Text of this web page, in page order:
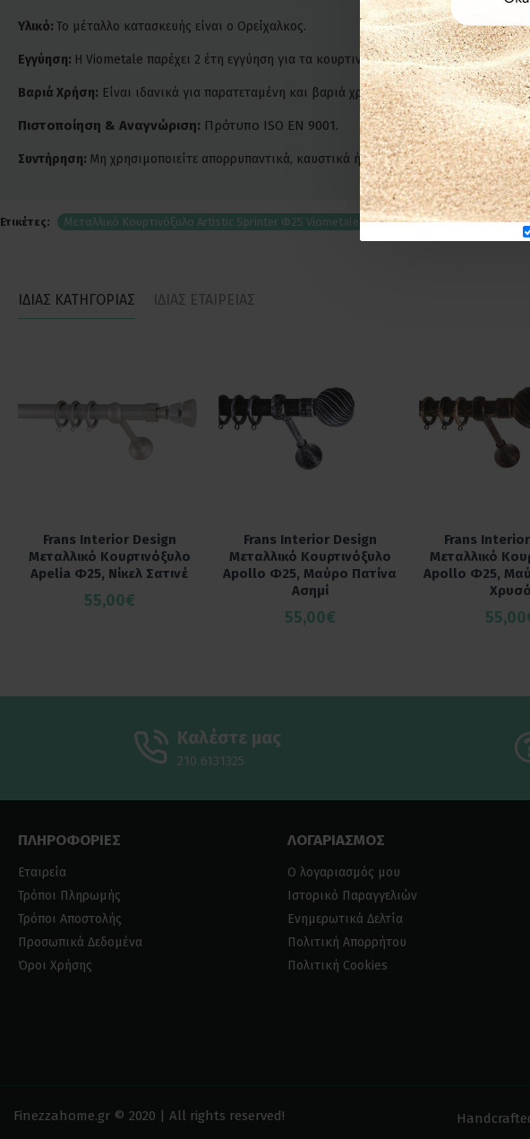
Υλικό: Το μέταλλο κατασκευής είναι ο Ορείχαλκος.
Εγγύηση: Η Viometale παρέχει 2 έτη εγγύηση για τα κουρτινόξυλά της.
Βαριά Χρήση: Είναι ιδανικά για παρατεταμένη και βαριά χρήση. Ενδύκνυνται για
Πιστοποίηση & Αναγνώριση: Πρότυπο ISO EN 9001.
Συντήρηση: Μη χρησιμοποιείτε απορρυπαντικά, καυστικά ή χλωριούχα υγρά για τον
Ετικέτες: Μεταλλικό Κουρτινόξυλο Artistic Sprinter Φ25 Viometale Όρο Ματ sprinterf25om
ΙΔΙΑΣ ΚΑΤΗΓΟΡΙΑΣ ΙΔΙΑΣ ΕΤΑΙΡΕΙΑΣ
Frans Interior Design
Μεταλλικό Κουρτινόξυλο
Apelia Φ25, Νίκελ Σατινέ
55,00€
Frans Interior Design
Μεταλλικό Κουρτινόξυλο
Apollo Φ25, Μαύρο Πατίνα
Ασημί
55,00€
Frans
Μεταλλικό
Apollo Φ25,
Χρυσό
Καλέστε μας
210 6131325
ΠΛΗΡΟΦΟΡΙΕΣ
Εταιρεία
Τρόποι Πληρωμής
Τρόποι Αποστολής
Προσωπικά Δεδομένα
Όροι Χρήσης
ΛΟΓΑΡΙΑΣΜΟΣ
Ο λογαριασμός μου
Ιστορικό Παραγγελιών
Ενημερωτικά Δελτία
Πολιτική Απορρήτου
Πολιτική Cookies
Finezzahome.gr © 2020 | All rights reserved!